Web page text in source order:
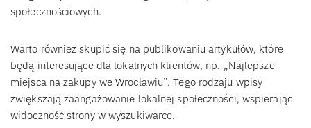
społecznościowych.
Warto również skupić się na publikowaniu artykułów, które
będą interesujące dla lokalnych klientów, np. „Najlepsze
miejsca na zakupy we Wrocławiu”. Tego rodzaju wpisy
zwiększają zaangażowanie lokalnej społeczności, wspierając
widoczność strony w wyszukiwarce.